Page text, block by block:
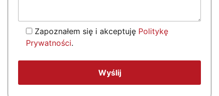
Zapoznałem się i akceptuję Politykę
Prywatności.